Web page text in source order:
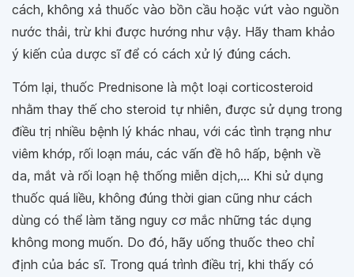
cách, không xả thuốc vào bồn cầu hoặc vứt vào nguồn
nước thải, trừ khi được hướng như vậy. Hãy tham khảo
ý kiến của dược sĩ để có cách xử lý đúng cách.
Tóm lại, thuốc Prednisone là một loại corticosteroid
nhằm thay thế cho steroid tự nhiên, được sử dụng trong
điều trị nhiều bệnh lý khác nhau, với các tình trạng như
viêm khớp, rối loạn máu, các vấn đề hô hấp, bệnh về
da, mắt và rối loạn hệ thống miễn dịch,... Khi sử dụng
thuốc quá liều, không đúng thời gian cũng như cách
dùng có thể làm tăng nguy cơ mắc những tác dụng
không mong muốn. Do đó, hãy uống thuốc theo chỉ
định của bác sĩ. Trong quá trình điều trị, khi thấy có